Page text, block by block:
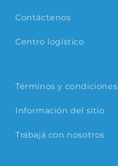
Contáctenos
Centro logístico
Términos y condiciones
Información del sitio
Trabajá con nosotros